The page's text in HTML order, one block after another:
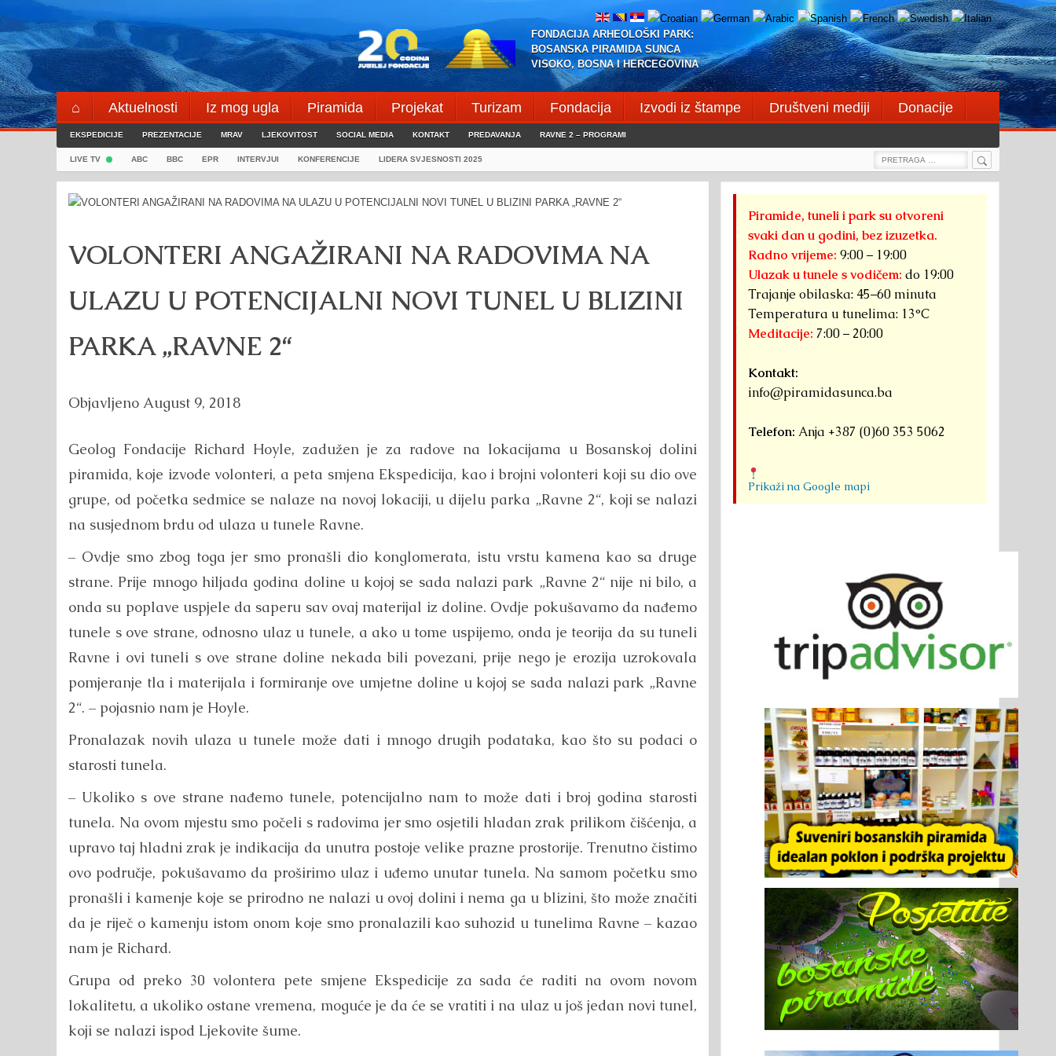
Skip
to
content
FONDACIJA ARHEOLOŠKI PARK:
BOSANSKA PIRAMIDA SUNCA
VISOKO, BOSNA I HERCEGOVINA
⌂ Aktuelnosti Iz mog ugla Piramida Projekat Turizam Fondacija Izvodi iz štampe Društveni mediji
Donacije
Blogeri
⌖
EKSPEDICIJE PREZENTACIJE MRAV LJEKOVITOST SOCIAL MEDIA KONTAKT PREDAVANJA RAVNE 2 – PROGRAMI
LIVE TV ABC BBC EPR INTERVJUI KONFERENCIJE LIDERA SVJESNOSTI 2025
Search
Search
VOLONTERI ANGAŽIRANI NA RADOVIMA NA
ULAZU U POTENCIJALNI NOVI TUNEL U BLIZINI
PARKA „RAVNE 2“
Objavljeno August 9, 2018
Geolog Fondacije Richard Hoyle, zadužen je za radove na lokacijama u Bosanskoj dolini
piramida, koje izvode volonteri, a peta smjena Ekspedicija, kao i brojni volonteri koji su dio ove
grupe, od početka sedmice se nalaze na novoj lokaciji, u dijelu parka „Ravne 2“, koji se nalazi
na susjednom brdu od ulaza u tunele Ravne.
– Ovdje smo zbog toga jer smo pronašli dio konglomerata, istu vrstu kamena kao sa druge
strane. Prije mnogo hiljada godina doline u kojoj se sada nalazi park „Ravne 2“ nije ni bilo, a
onda su poplave uspjele da saperu sav ovaj materijal iz doline. Ovdje pokušavamo da nađemo
tunele s ove strane, odnosno ulaz u tunele, a ako u tome uspijemo, onda je teorija da su tuneli
Ravne i ovi tuneli s ove strane doline nekada bili povezani, prije nego je erozija uzrokovala
pomjeranje tla i materijala i formiranje ove umjetne doline u kojoj se sada nalazi park „Ravne
2“. – pojasnio nam je Hoyle.
Pronalazak novih ulaza u tunele može dati i mnogo drugih podataka, kao što su podaci o
starosti tunela.
– Ukoliko s ove strane nađemo tunele, potencijalno nam to može dati i broj godina starosti
tunela. Na ovom mjestu smo počeli s radovima jer smo osjetili hladan zrak prilikom čišćenja, a
upravo taj hladni zrak je indikacija da unutra postoje velike prazne prostorije. Trenutno čistimo
ovo područje, pokušavamo da proširimo ulaz i uđemo unutar tunela. Na samom početku smo
pronašli i kamenje koje se prirodno ne nalazi u ovoj dolini i nema ga u blizini, što može značiti
da je riječ o kamenju istom onom koje smo pronalazili kao suhozid u tunelima Ravne – kazao
nam je Richard.
Grupa od preko 30 volontera pete smjene Ekspedicije za sada će raditi na ovom novom
lokalitetu, a ukoliko ostane vremena, moguće je da će se vratiti i na ulaz u još jedan novi tunel,
koji se nalazi ispod Ljekovite šume.
Piramide, tuneli i park su otvoreni
svaki dan u godini, bez izuzetka.
Radno vrijeme: 9:00 – 19:00
Ulazak u tunele s vodičem: do 19:00
Trajanje obilaska: 45–60 minuta
Temperatura u tunelima: 13°C
Meditacije: 7:00 – 20:00
Kontakt:
info@piramidasunca.ba
Telefon: Anja +387 (0)60 353 5062
Prikaži na Google mapi